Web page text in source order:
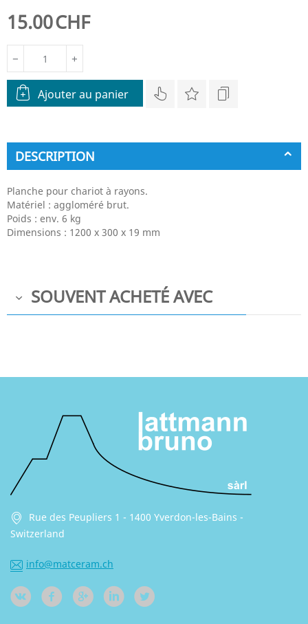
15.00CHF
+
−
Ajouter au panier
DESCRIPTION
Planche pour chariot à rayons.
Matériel : aggloméré brut.
Poids : env. 6 kg
Dimensions : 1200 x 300 x 19 mm
SOUVENT ACHETÉ AVEC
Rue des Peupliers 1 - 1400 Yverdon-les-Bains -
Switzerland
info@matceram.ch